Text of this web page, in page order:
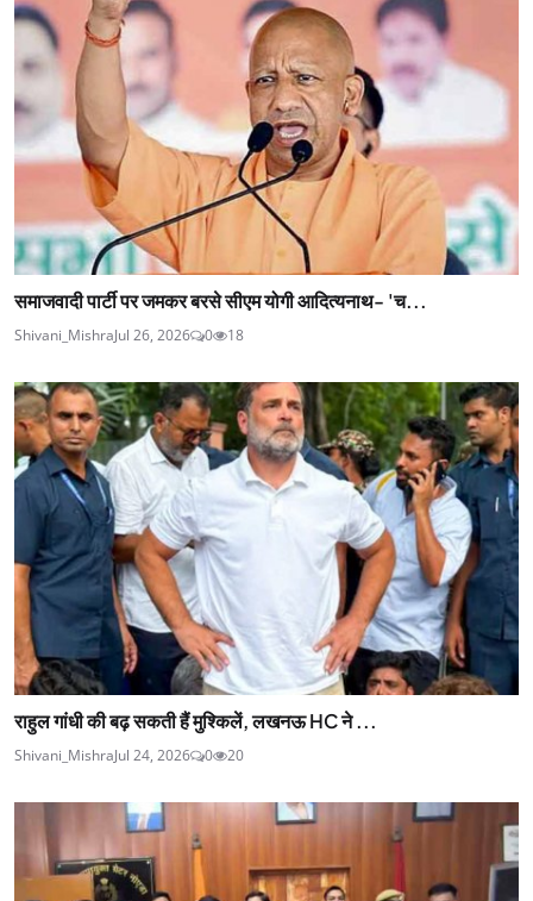
समाजवादी पार्टी पर जमकर बरसे सीएम योगी आदित्यनाथ- 'च...
Shivani_MishraJul 26, 2026 0 18
राहुल गांधी की बढ़ सकती हैं मुश्‍क‍िलें, लखनऊ HC ने ...
Shivani_MishraJul 24, 2026 0 20